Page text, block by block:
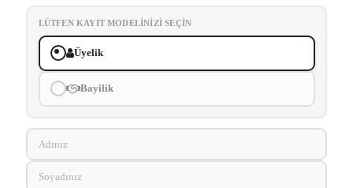
LÜTFEN KAYIT MODELINIZI SEÇIN
Üyelik
Bayilik